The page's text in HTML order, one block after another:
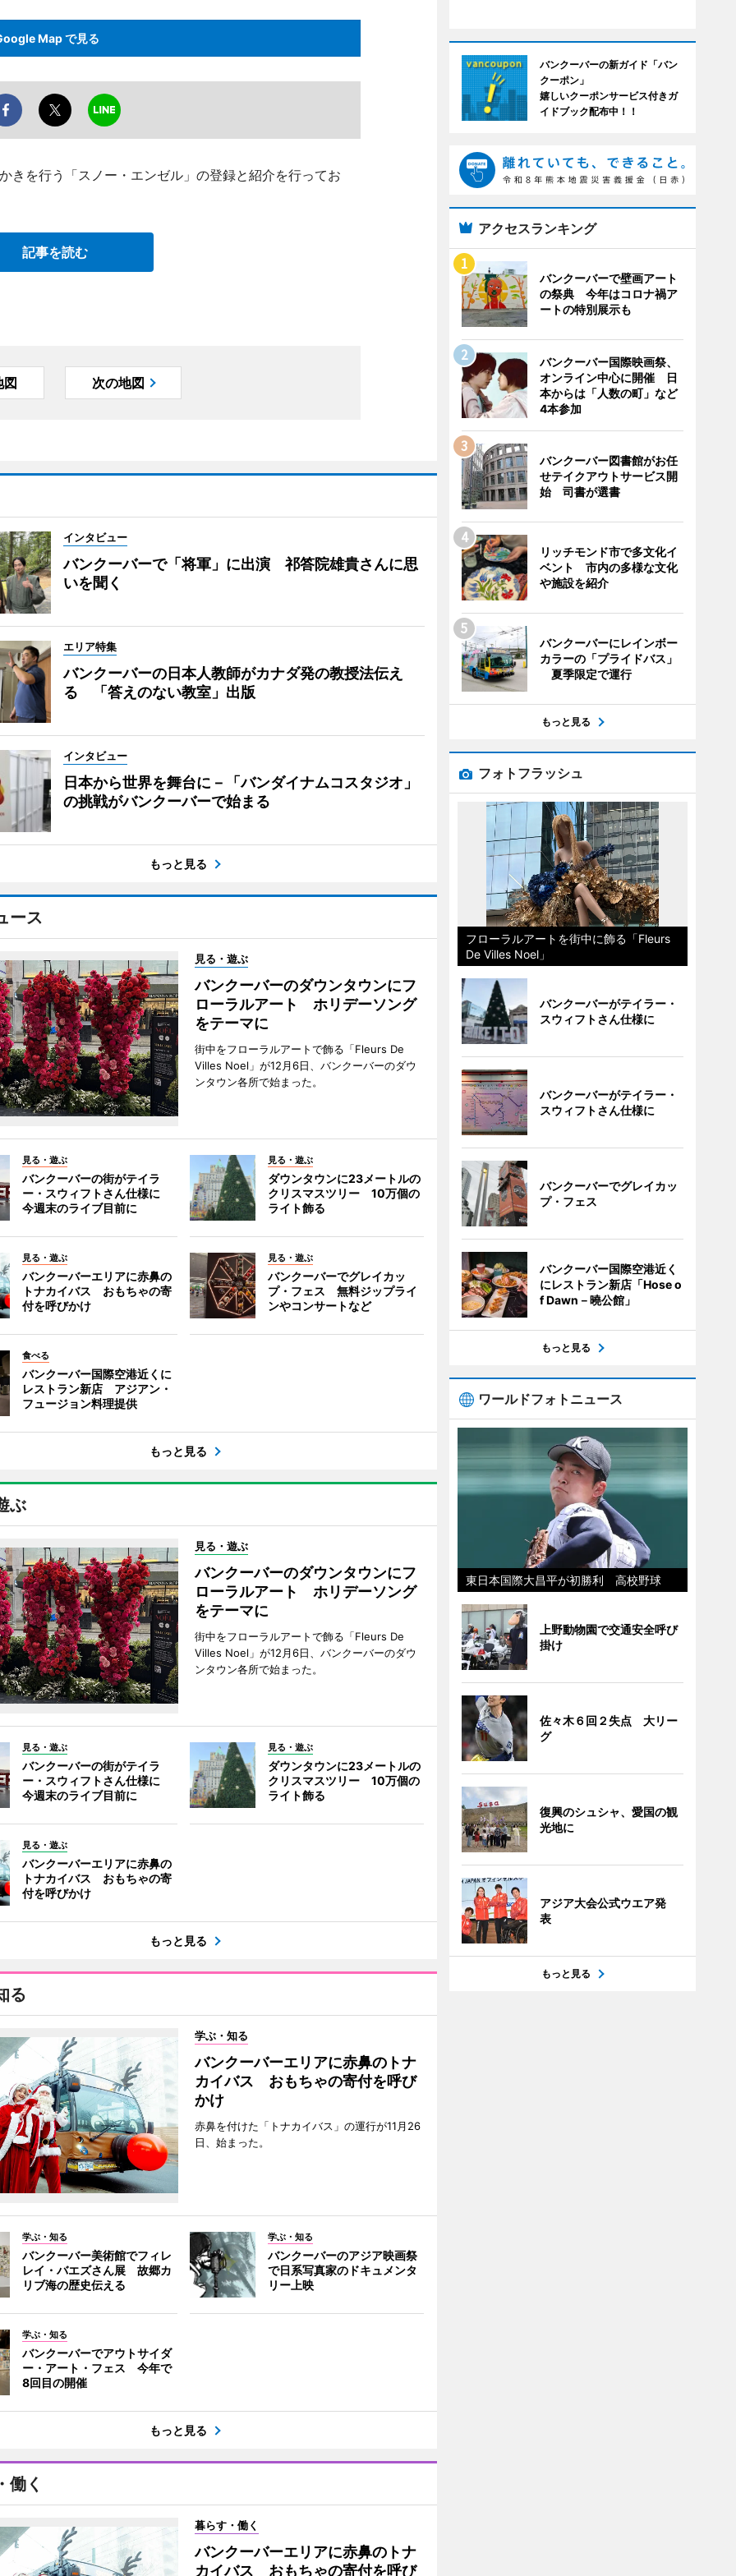
Map で見る
きを行う「スノー・エンゼル」の登録と紹介を行ってお
記事を読む
図 次の地図
インタビュー
バンクーバーで「将軍」に出演 祁答院雄貴さんに思
いを聞く
エリア特集
バンクーバーの日本人教師がカナダ発の教授法伝え
る 「答えのない教室」出版
インタビュー
日本から世界を舞台に－「バンダイナムコスタジオ」
の挑戦がバンクーバーで始まる
もっと見る
ース
見る・遊ぶ
バンクーバーのダウンタウンにフ
ローラルアート ホリデーソング
をテーマに
街中をフローラルアートで飾る「Fleurs De
Villes Noel」が12月6日、バンクーバーのダウ
ンタウン各所で始まった。
見る・遊ぶ
バンクーバーの街がテイラ
ー・スウィフトさん仕様に
今週末のライブ目前に
見る・遊ぶ
ダウンタウンに23メートルの
クリスマスツリー 10万個の
ライト飾る
見る・遊ぶ
バンクーバーエリアに赤鼻の
トナカイバス おもちゃの寄
付を呼びかけ
見る・遊ぶ
バンクーバーでグレイカッ
プ・フェス 無料ジップライ
ンやコンサートなど
食べる
バンクーバー国際空港近くに
レストラン新店 アジアン・
フュージョン料理提供
もっと見る
ぶ
見る・遊ぶ
バンクーバーのダウンタウンにフ
ローラルアート ホリデーソング
をテーマに
街中をフローラルアートで飾る「Fleurs De
Villes Noel」が12月6日、バンクーバーのダウ
ンタウン各所で始まった。
見る・遊ぶ
バンクーバーの街がテイラ
ー・スウィフトさん仕様に
今週末のライブ目前に
見る・遊ぶ
ダウンタウンに23メートルの
クリスマスツリー 10万個の
ライト飾る
見る・遊ぶ
バンクーバーエリアに赤鼻の
トナカイバス おもちゃの寄
付を呼びかけ
もっと見る
る
学ぶ・知る
バンクーバーエリアに赤鼻のトナ
カイバス おもちゃの寄付を呼び
かけ
赤鼻を付けた「トナカイバス」の運行が11月26
日、始まった。
学ぶ・知る
バンクーバー美術館でフィレ
レイ・バエズさん展 故郷カ
リブ海の歴史伝える
学ぶ・知る
バンクーバーのアジア映画祭
で日系写真家のドキュメンタ
リー上映
学ぶ・知る
バンクーバーでアウトサイダ
ー・アート・フェス 今年で
8回目の開催
もっと見る
働く
暮らす・働く
バンクーバーエリアに赤鼻のトナ
カイバス おもちゃの寄付を呼び
バンクーバーの新ガイド「バン
クーポン」
嬉しいクーポンサービス付きガ
イドブック配布中！！
アクセスランキング
バンクーバーで壁画アート
の祭典 今年はコロナ禍ア
ートの特別展示も
バンクーバー国際映画祭、
オンライン中心に開催 日
本からは「人数の町」など
4本参加
バンクーバー図書館がお任
せテイクアウトサービス開
始 司書が選書
リッチモンド市で多文化イ
ベント 市内の多様な文化
や施設を紹介
バンクーバーにレインボー
カラーの「プライドバス」
夏季限定で運行
もっと見る
フォトフラッシュ
フローラルアートを街中に飾る「Fleurs
De Villes Noel」
バンクーバーがテイラー・
スウィフトさん仕様に
バンクーバーがテイラー・
スウィフトさん仕様に
バンクーバーでグレイカッ
プ・フェス
バンクーバー国際空港近く
にレストラン新店「Hose o
f Dawn－曉公館」
もっと見る
ワールドフォトニュース
東日本国際大昌平が初勝利 高校野球
上野動物園で交通安全呼び
掛け
佐々木６回２失点 大リー
グ
復興のシュシャ、愛国の観
光地に
アジア大会公式ウエア発
表
もっと見る